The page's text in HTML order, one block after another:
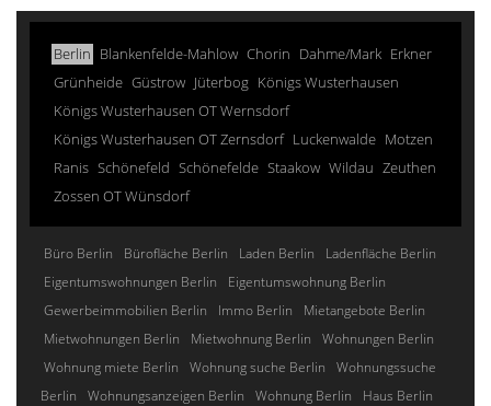
Berlin Blankenfelde-Mahlow Chorin Dahme/Mark Erkner
Grünheide Güstrow Jüterbog Königs Wusterhausen
Königs Wusterhausen OT Wernsdorf
Königs Wusterhausen OT Zernsdorf Luckenwalde Motzen
Ranis Schönefeld Schönefelde Staakow Wildau Zeuthen
Zossen OT Wünsdorf
Büro Berlin Bürofläche Berlin Laden Berlin
Ladenfläche Berlin
Eigentumswohnungen Berlin
Eigentumswohnung Berlin
Gewerbeimmobilien Berlin
Immo Berlin
Mietangebote Berlin
Mietwohnungen Berlin
Mietwohnung Berlin
Wohnungen Berlin
Wohnung miete Berlin
Wohnung suche Berlin
Wohnungssuche
Berlin
Wohnungsanzeigen Berlin Wohnung Berlin
Haus Berlin